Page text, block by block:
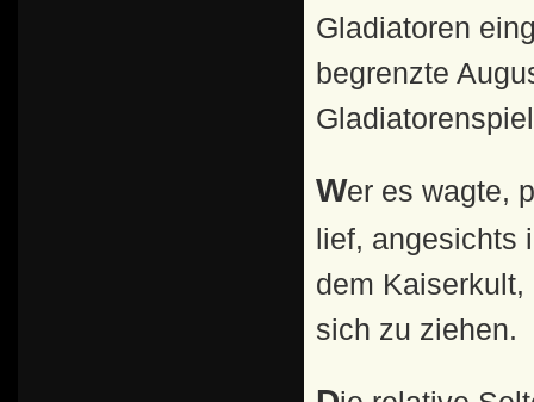
Gladiatoren
begrenzte
Wer es wagte, privat Gladiatorenkämpfe zu veranstalten,
lief, angesichts
dem
sich zu ziehen.